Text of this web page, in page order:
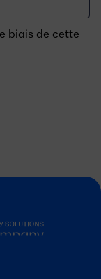
biais de cette